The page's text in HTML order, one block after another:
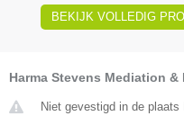
BEKIJK VOLLEDIG
Harma Stevens Mediation
Niet gevestigd in de